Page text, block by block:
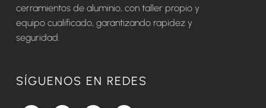
cerramientos de aluminio, con taller propio y
equipo cualificado, garantizando rapidez y
seguridad.
SÍGUENOS EN REDES